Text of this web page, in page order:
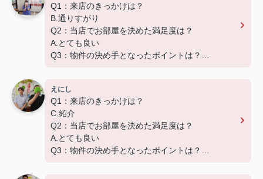
Q1：来店のきっかけは？
B.通りすがり
Q2：当店でお部屋を決めた満足度は？
A.とても良い
Q3：物件の決め手となったポイントは？
早めの対応でご迷惑おかけいたしました。
ありがとうございました。
この度は弊社でのご契約ありがとうございました！
アパートマンション館では、お部屋のご紹介だけで
なく、入居後のアフターフォローもさせて頂いてお
えにし
Q1：来店のきっかけは？
C.紹介
Q2：当店でお部屋を決めた満足度は？
A.とても良い
Q3：物件の決め手となったポイントは？